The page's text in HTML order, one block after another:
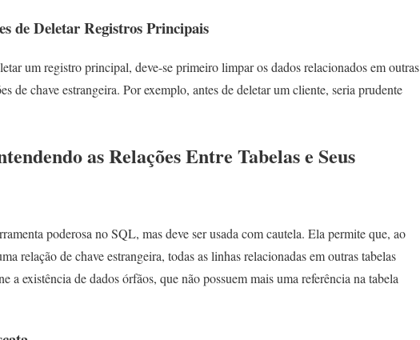
de Deletar Registros Principais
um registro principal, deve-se primeiro limpar os dados relacionados em outras
de chave estrangeira. Por exemplo, antes de deletar um cliente, seria prudente
as Relações Entre Tabelas e Seus
poderosa no SQL, mas deve ser usada com cautela. Ela permite que, ao
relação de chave estrangeira, todas as linhas relacionadas em outras tabelas
a existência de dados órfãos, que não possuem mais uma referência na tabela